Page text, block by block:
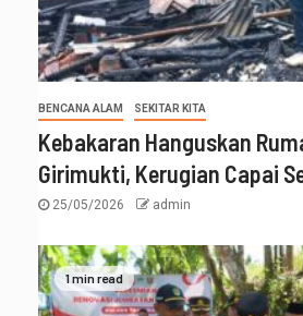
BENCANA ALAM SEKITAR KITA
Kebakaran Hanguskan
Girimukti, Kerugian Capai
25/05/2026 admin
1 min read